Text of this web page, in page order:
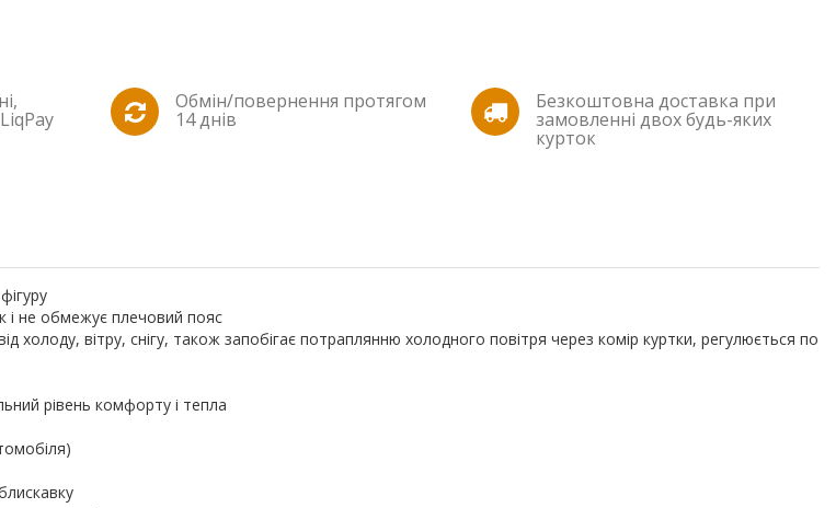
Обмін/повернення протягом
14 днів
Безкоштовна доставка при
замовленні двох будь-яких
курток
і не обмежує плечовий пояс
вітру, снігу, також запобігає потраплянню холодного повітря через комір куртки, регулюється по
рівень комфорту і тепла